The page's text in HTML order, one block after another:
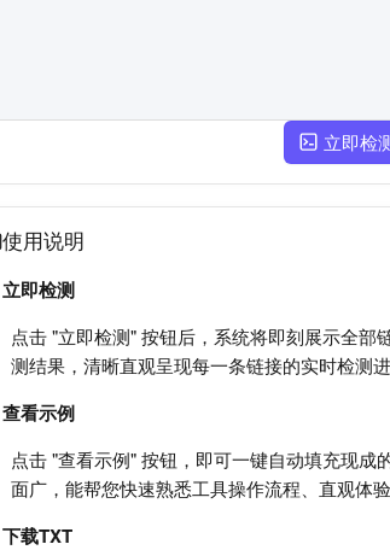
立即检
使用说明
立即检测
点击 "立即检测" 按钮后，系统将即刻展示全
测结果，清晰直观呈现每一条链接的实时检测进
查看示例
点击 "查看示例" 按钮，即可一键自动填充现
面广，能帮您快速熟悉工具操作流程、直观体
下载TXT